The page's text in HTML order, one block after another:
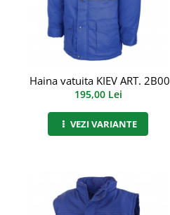
Haina vatuita KIEV ART. 2B00
195,00 Lei
VEZI VARIANTE